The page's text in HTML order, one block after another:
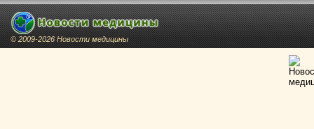
© 2009-2026 Новости медицины